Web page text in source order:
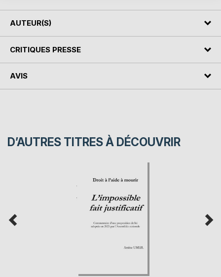
AUTEUR(S)
CRITIQUES PRESSE
AVIS
D’AUTRES TITRES À DÉCOUVRIR